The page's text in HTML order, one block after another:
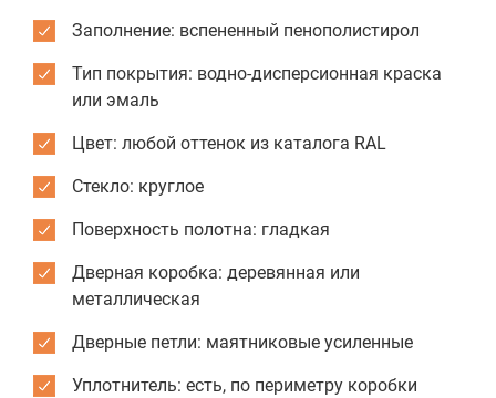
Заполнение: вспененный пенополистирол
Тип покрытия: водно-дисперсионная краска
или эмаль
Цвет: любой оттенок из каталога RAL
Стекло: круглое
Поверхность полотна: гладкая
Дверная коробка: деревянная или
металлическая
Дверные петли: маятниковые усиленные
Уплотнитель: есть, по периметру коробки